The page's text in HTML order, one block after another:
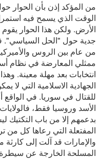
من المؤكد إذن بأن الحوار
الوقت الذي يسمح فيه
الأرض. ولكن هذا الحوار
جدية حول "الحل السياسي".
من عام بين الروس
ممثلي المعارضة في نظام
انتخابات بعد مهلة معينة.
الجهادية الاسلامية التي
للقتال في سوريا. في
الأسد وروسيا فقط،
بدعمهم إلا من باب التكتيك
المفتعلة التي رعاها كل من
والإمارات قد آلت إلى كارثة
المسلحة الخارجة عن سيطرة